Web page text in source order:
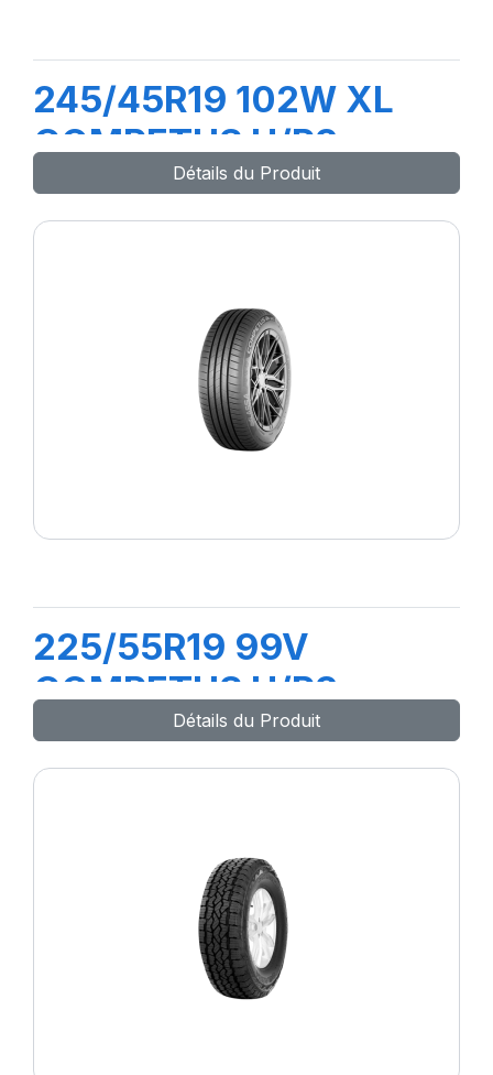
245/45R19 102W XL
COMPETUS H/P3
Détails du Produit
225/55R19 99V
COMPETUS H/P3
Détails du Produit